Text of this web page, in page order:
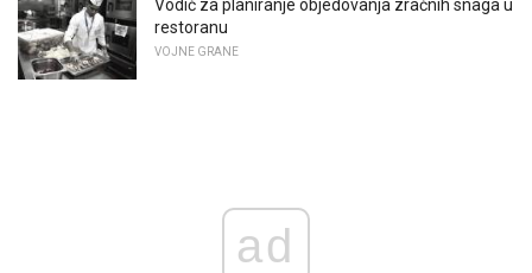
Vodič za planiranje objedovanja zračnih snaga u
restoranu
VOJNE GRANE
ad